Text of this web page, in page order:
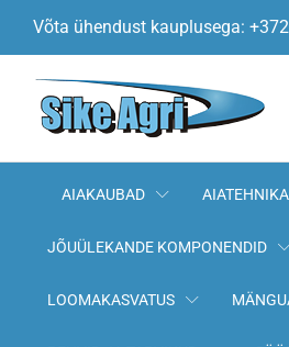
Võta ühendust kauplusega:
AIAKAUBAD AIATEHNIKA
JÕUÜLEKANDE KOMPONENDID
LOOMAKASVATUS
Kirjeldus